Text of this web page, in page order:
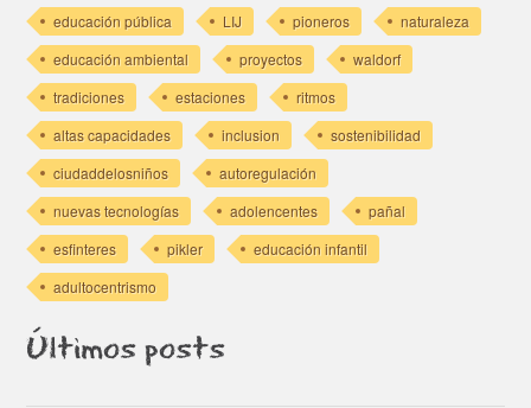
educación pública
LIJ pioneros
naturaleza
educación ambiental
proyectos
waldorf
tradiciones
estaciones
ritmos
altas capacidades
inclusion
sostenibilidad
ciudaddelosniños
autoregulación
nuevas tecnologías
adolencentes
pañal
esfinteres
pikler
educación infantil
adultocentrismo
Últimos posts